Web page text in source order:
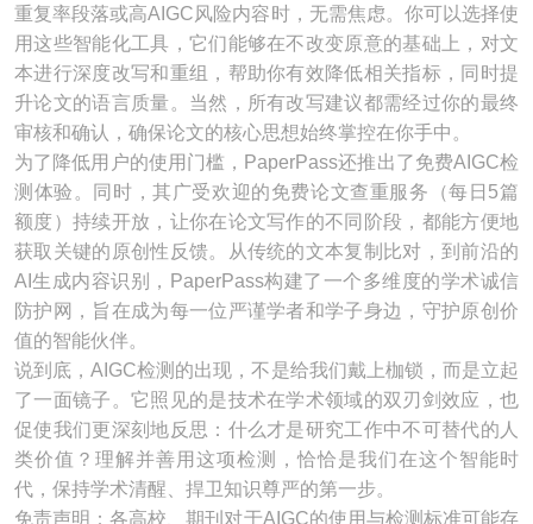
重复率段落或高AIGC风险内容时，无需焦虑。你可以选择使
用这些智能化工具，它们能够在不改变原意的基础上，对文
本进行深度改写和重组，帮助你有效降低相关指标，同时提
升论文的语言质量。当然，所有改写建议都需经过你的最终
审核和确认，确保论文的核心思想始终掌控在你手中。
为了降低用户的使用门槛，PaperPass还推出了免费AIGC检
测体验。同时，其广受欢迎的免费论文查重服务（每日5篇
额度）持续开放，让你在论文写作的不同阶段，都能方便地
获取关键的原创性反馈。从传统的文本复制比对，到前沿的
AI生成内容识别，PaperPass构建了一个多维度的学术诚信
防护网，旨在成为每一位严谨学者和学子身边，守护原创价
值的智能伙伴。
说到底，AIGC检测的出现，不是给我们戴上枷锁，而是立起
了一面镜子。它照见的是技术在学术领域的双刃剑效应，也
促使我们更深刻地反思：什么才是研究工作中不可替代的人
类价值？理解并善用这项检测，恰恰是我们在这个智能时
代，保持学术清醒、捍卫知识尊严的第一步。
免责声明：各高校、期刊对于AIGC的使用与检测标准可能存